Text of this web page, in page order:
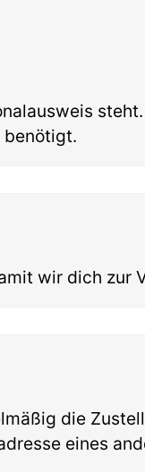
benötigt.
wir dich zur
die
eines